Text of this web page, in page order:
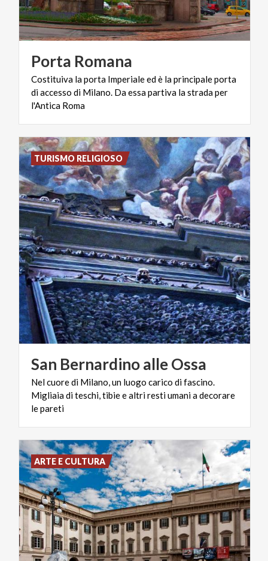
Porta Romana
Costituiva la porta Imperiale ed è la principale porta
di accesso di Milano. Da essa partiva la strada per
l'Antica Roma
San BernardinoalleOssa
Nel cuore di Milano, un luogo carico di fascino.
Migliaia di teschi, tibie e altri resti umani a decorare
le pareti
TURISMO RELIGIOSO
ARTE E CULTURA